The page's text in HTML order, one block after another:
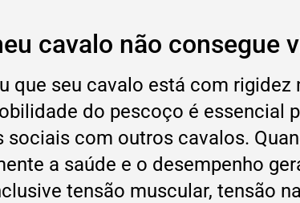
cavalo não consegue
que seu cavalo está com
do pescoço é essencial
sociais com outros cavalos.
a saúde e o desempenho
tensão muscular, tensão